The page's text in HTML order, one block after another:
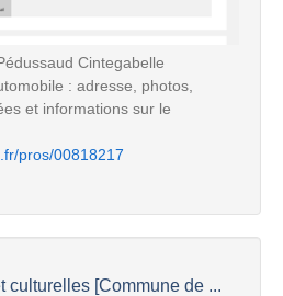
Cintegabelle
: adresse, photos,
et informations sur le
pros/00818217
culturelles [Commune de ...